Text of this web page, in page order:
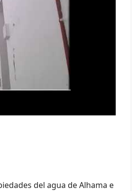
del agua de Alhama e